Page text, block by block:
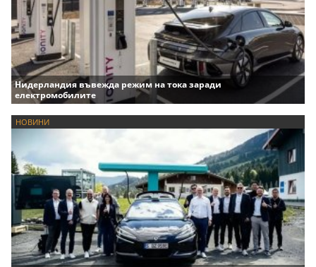
Нидерландия въвежда режим на тока заради
електромобилите
НОВИНИ